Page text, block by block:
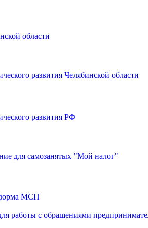
области
развития Челябинской области
развития РФ
для самозанятых "Мой налог"
МСП
работы с обращениями